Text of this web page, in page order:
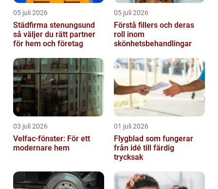
05 juli 2026
Städfirma stenungsund
så väljer du rätt partner
för hem och företag
05 juli 2026
Förstå fillers och deras
roll inom
skönhetsbehandlingar
03 juli 2026
Velfac-fönster: För ett
modernare hem
01 juli 2026
Flygblad som fungerar
från idé till färdig
trycksak